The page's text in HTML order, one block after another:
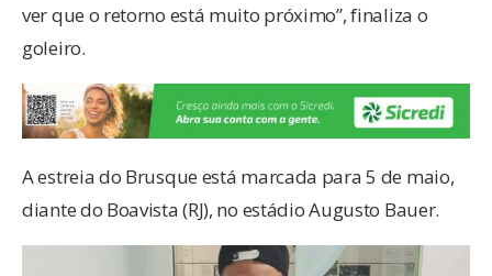
ver que o retorno está muito próximo”, finaliza o
goleiro.
A estreia do Brusque está marcada para 5 de maio,
diante do Boavista (RJ), no estádio Augusto Bauer.